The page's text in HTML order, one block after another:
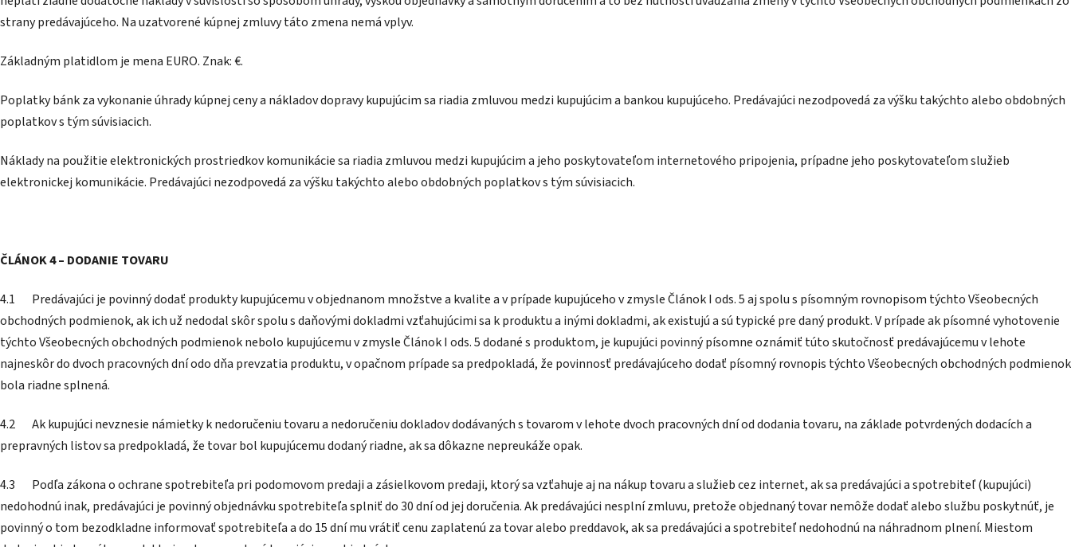
strany predávajúceho. Na uzatvorené kúpnej zmluvy táto zmena nemá vplyv.
Základným platidlom je mena EURO. Znak: €.
Poplatky bánk za vykonanie úhrady kúpnej ceny a nákladov dopravy kupujúcim sa riadia zmluvou medzi kupujúcim a bankou kupujúceho. Predávajúci nezodpovedá za výšku takýchto alebo obdobných
poplatkov s tým súvisiacich.
Náklady na použitie elektronických prostriedkov komunikácie sa riadia zmluvou medzi kupujúcim a jeho poskytovateľom internetového pripojenia, prípadne jeho poskytovateľom služieb
elektronickej komunikácie. Predávajúci nezodpovedá za výšku takýchto alebo obdobných poplatkov s tým súvisiacich.
ČLÁNOK 4 – DODANIE TOVARU
4.1 Predávajúci je povinný dodať produkty kupujúcemu v objednanom množstve a kvalite a v prípade kupujúceho v zmysle Článok I ods. 5 aj spolu s písomným rovnopisom týchto Všeobecných
obchodných podmienok, ak ich už nedodal skôr spolu s daňovými dokladmi vzťahujúcimi sa k produktu a inými dokladmi, ak existujú a sú typické pre daný produkt. V prípade ak písomné vyhotovenie
týchto Všeobecných obchodných podmienok nebolo kupujúcemu v zmysle Článok I ods. 5 dodané s produktom, je kupujúci povinný písomne oznámiť túto skutočnosť predávajúcemu v lehote
najneskôr do dvoch pracovných dní odo dňa prevzatia produktu, v opačnom prípade sa predpokladá, že povinnosť predávajúceho dodať písomný rovnopis týchto Všeobecných obchodných podmienok
bola riadne splnená.
4.2 Ak kupujúci nevznesie námietky k nedoručeniu tovaru a nedoručeniu dokladov dodávaných s tovarom v lehote dvoch pracovných dní od dodania tovaru, na základe potvrdených dodacích a
prepravných listov sa predpokladá, že tovar bol kupujúcemu dodaný riadne, ak sa dôkazne nepreukáže opak.
4.3 Podľa zákona o ochrane spotrebiteľa pri podomovom predaji a zásielkovom predaji, ktorý sa vzťahuje aj na nákup tovaru a služieb cez internet, ak sa predávajúci a spotrebiteľ (kupujúci)
nedohodnú inak, predávajúci je povinný objednávku spotrebiteľa splniť do 30 dní od jej doručenia. Ak predávajúci nesplní zmluvu, pretože objednaný tovar nemôže dodať alebo službu poskytnúť, je
povinný o tom bezodkladne informovať spotrebiteľa a do 15 dní mu vrátiť cenu zaplatenú za tovar alebo preddavok, ak sa predávajúci a spotrebiteľ nedohodnú na náhradnom plnení. Miestom